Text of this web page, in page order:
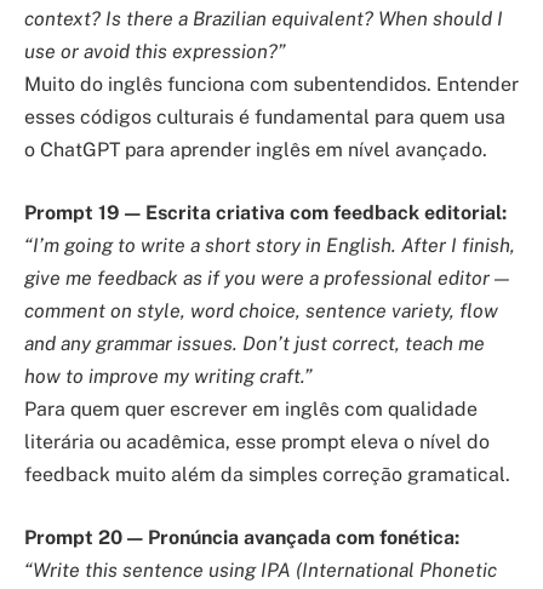
context? Is there a Brazilian equivalent? When should I
use or avoid this expression?”
Muito do inglês funciona com subentendidos. Entender
esses códigos culturais é fundamental para quem usa
o ChatGPT para aprender inglês em nível avançado.
Prompt 19 — Escrita criativa com feedback editorial:
“I’m going to write a short story in English. After I finish,
give me feedback as if you were a professional editor —
comment on style, word choice, sentence variety, flow
and any grammar issues. Don’t just correct, teach me
how to improve my writing craft.”
Para quem quer escrever em inglês com qualidade
literária ou acadêmica, esse prompt eleva o nível do
feedback muito além da simples correção gramatical.
Prompt 20 — Pronúncia avançada com fonética:
“Write this sentence using IPA (International Phonetic